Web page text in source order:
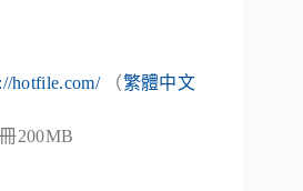
hotfile.com/（繁體中文
200MB